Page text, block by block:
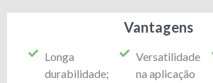
Vantagens
Longa
durabilidade;
Versatilidade
na aplicação